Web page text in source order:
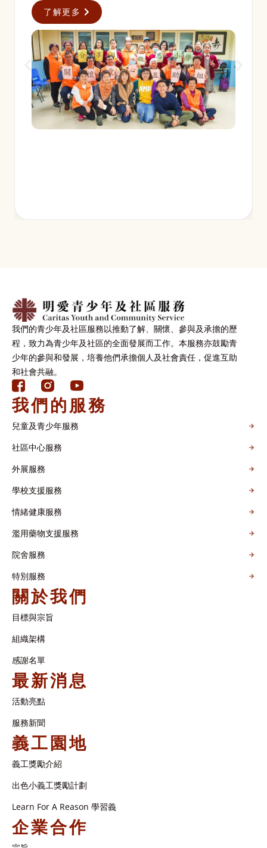
了解更多
我們的青少年及社區服務以推動了解、關懷、參與及承擔的歷
程，致力為青少年及社區的全面發展而工作。本服務亦鼓勵青
少年的參與和發展，培養他們承擔個人及社會責任，促進互助
和社會共融。
我們的服務
兒童及青少年服務
社區中心服務
外展服務
學校支援服務
情緒健康服務
濫用藥物支援服務
院舍服務
特別服務
關於我們
目標與宗旨
組織架構​
感謝名單​
最新消息
活動亮點
服務新聞
義工園地
義工獎勵介紹
出色小義工獎勵計劃
Learn For A Reason 學習義
企業合作